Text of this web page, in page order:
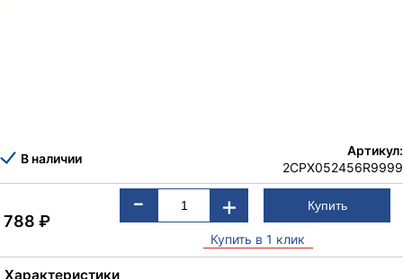
В наличии
Артикул:
2CPX052456R9999
788₽
- +
Купить в 1 клик
Характеристики